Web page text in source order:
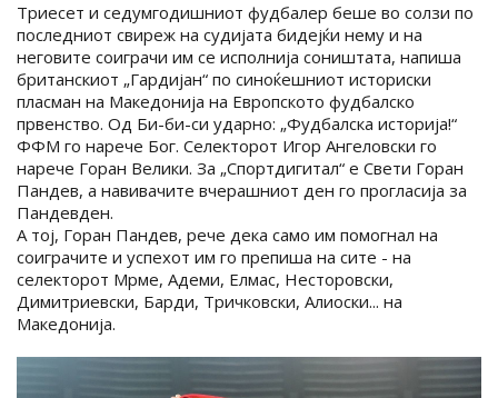
Триесет и седумгодишниот фудбалер беше во солзи по
последниот свиреж на судијата бидејќи нему и на
неговите соиграчи им се исполнија соништата, напиша
британскиот „Гардијан“ по синоќешниот историски
пласман на Македонија на Европското фудбалско
првенство. Од Би-би-си ударно: „Фудбалска историја!“
ФФМ го нарече Бог. Селекторот Игор Ангеловски го
нарече Горан Велики. За „Спортдигитал“ е Свети Горан
Пандев, а навивачите вчерашниот ден го прогласија за
Пандевден.
А тој, Горан Пандев, рече дека само им помогнал на
соиграчите и успехот им го препиша на сите - на
селекторот Мрме, Адеми, Елмас, Несторовски,
Димитриевски, Барди, Тричковски, Алиоски... на
Македонија.